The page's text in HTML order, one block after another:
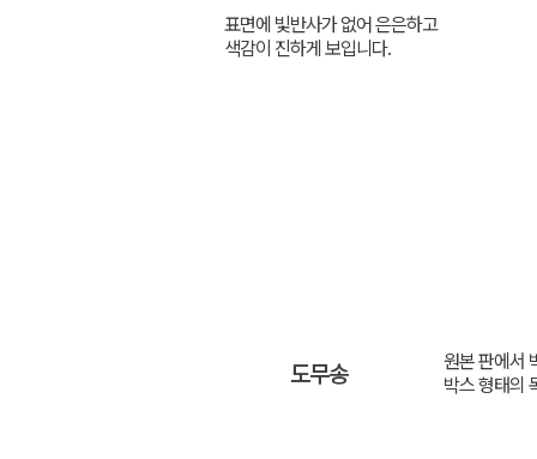
표면에 빛반사가 없어 은은하고
색감이 진하게 보입니다.
도무송
원본 판에서
박스 형태의